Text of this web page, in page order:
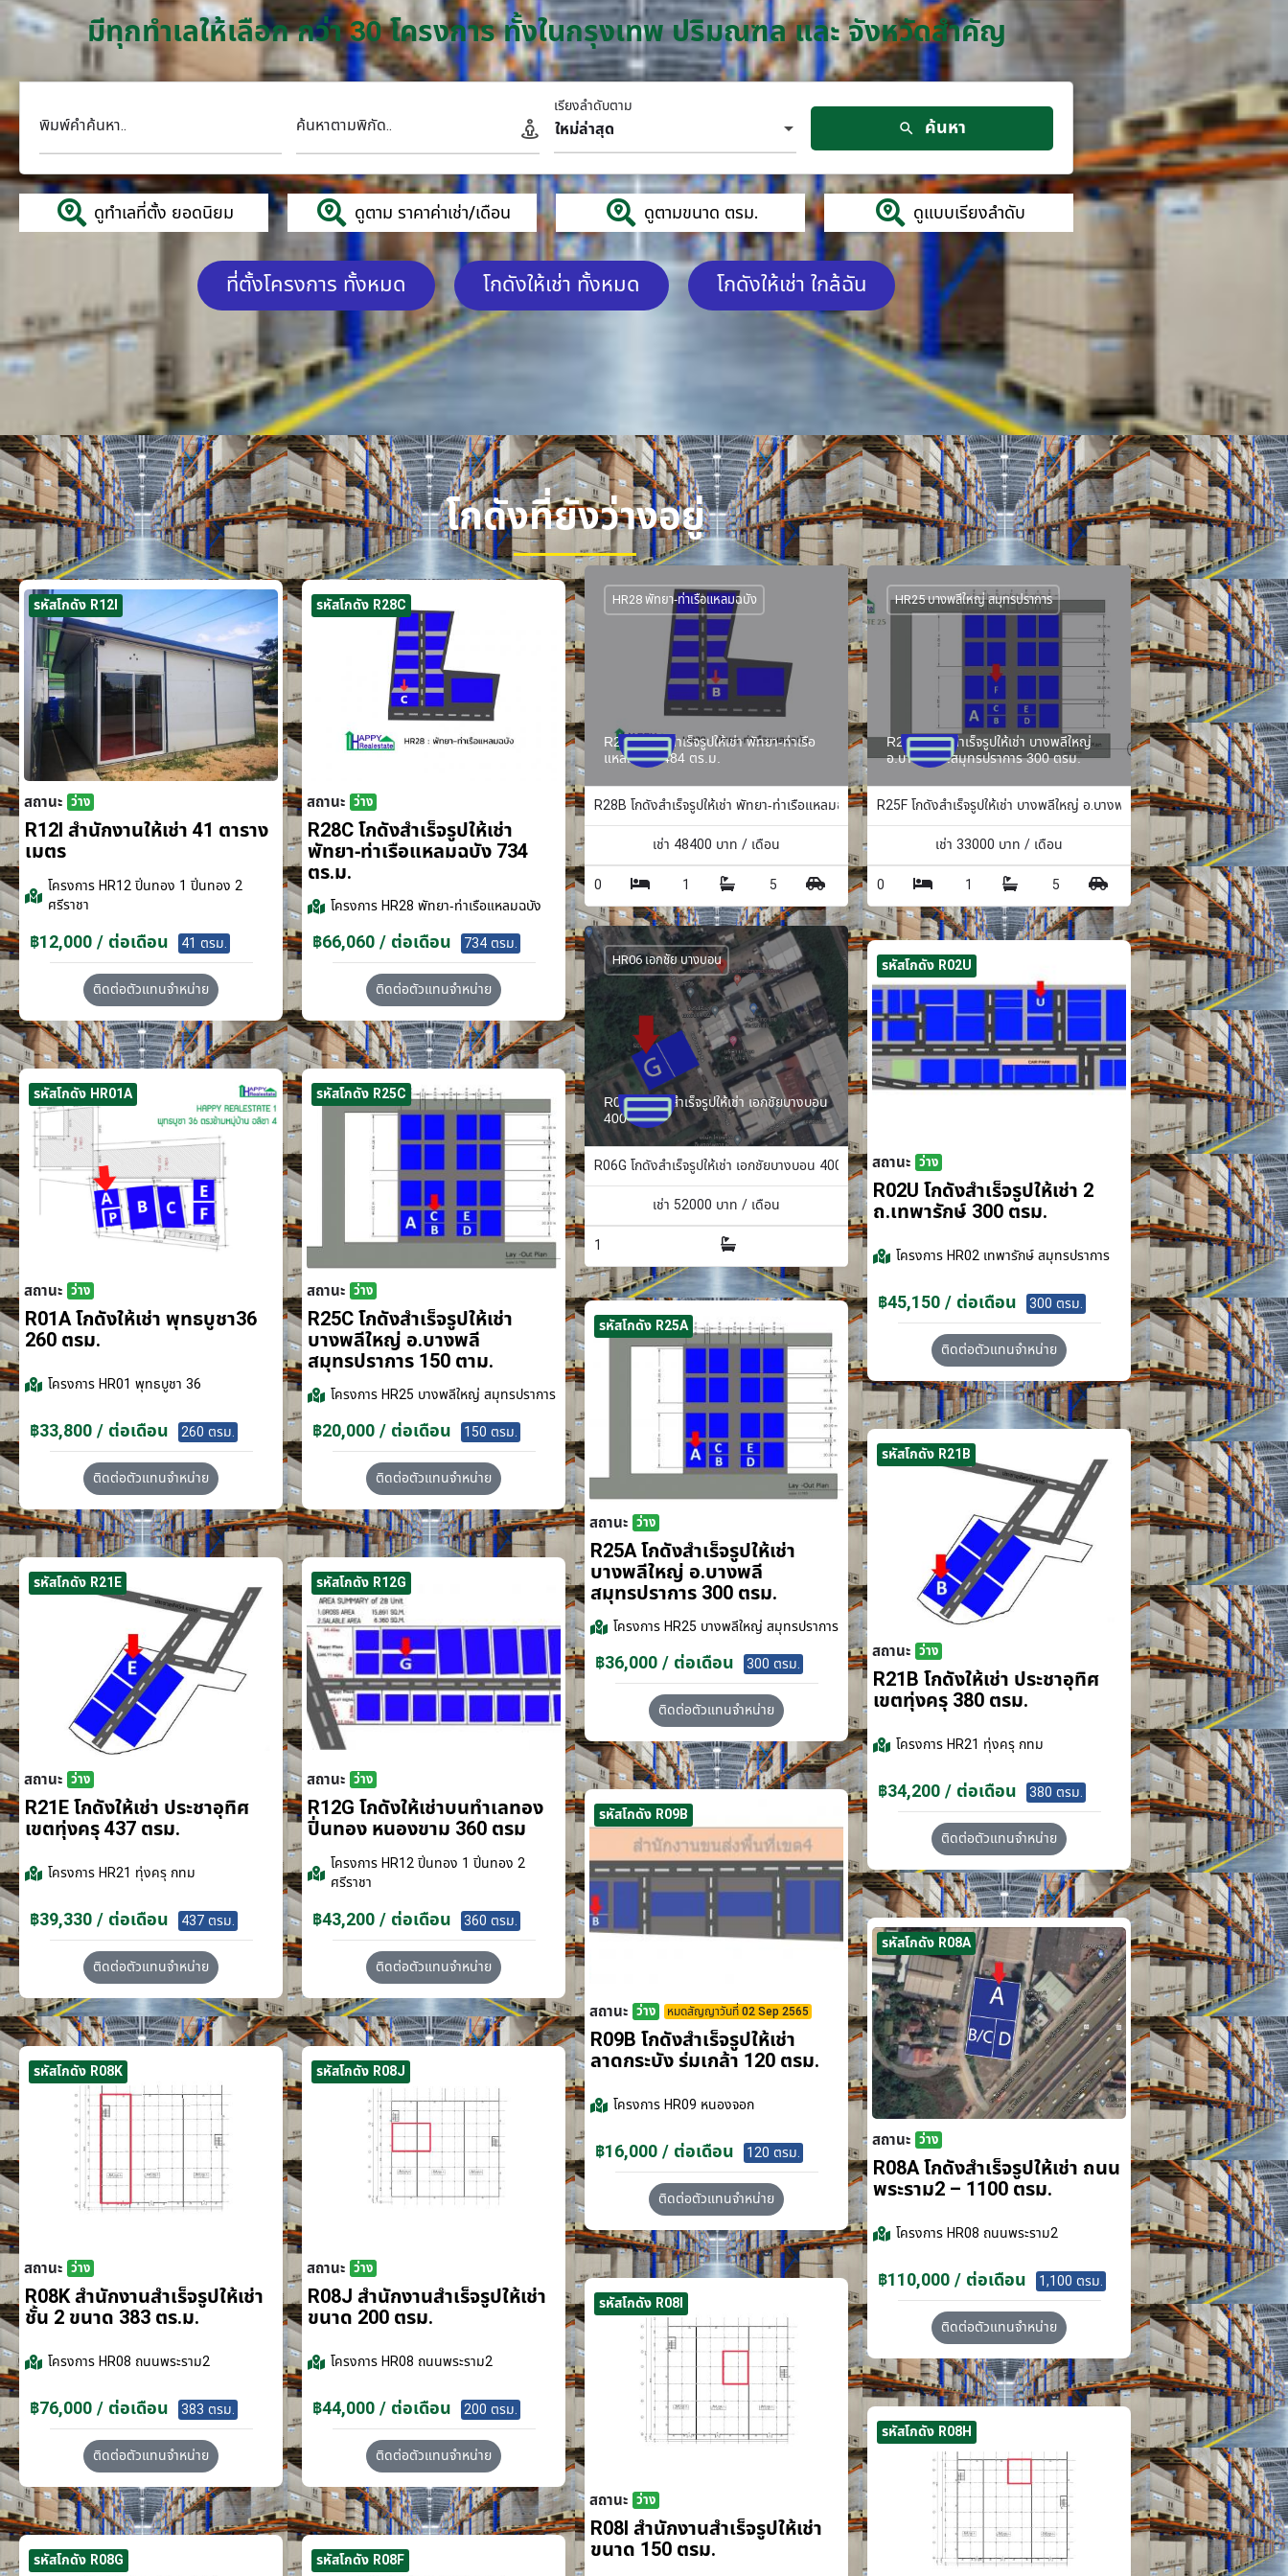
มีทุกทำเลให้เลือก กว่า 30 โครงการ ทั้งในกรุงเทพ ปริมณฑล และ จังหวัดสำคัญ
พิมพ์คำค้นหา.. ค้นหาตามพิกัด.. ใหม่ล่าสุด
เรียงลำดับตาม
ค้นหา
ดูทำเลที่ตั้ง ยอดนิยม ดูตาม ราคาค่าเช่า/เดือน ดูตามขนาด ตรม. ดูแบบเรียงลำดับ
ที่ตั้งโครงการ ทั้งหมด โกดังให้เช่า ทั้งหมด โกดังให้เช่า ใกล้ฉัน
โกดังที่ยังว่างอยู่
รหัสโกดัง R12I
สถานะ ว่าง
R12I สำนักงานให้เช่า 41 ตาราง
เมตร
โครงการHR12 ปิ่นทอง 1 ปิ่นทอง 2
ศรีราชา
฿12,000 / ต่อเดือน 41 ตรม.
ติดต่อตัวแทนจำหน่าย
รหัสโกดัง R28C
สถานะ ว่าง
R28C โกดังสำเร็จรูปให้เช่า
พัทยา-ท่าเรือแหลมฉบัง 734
ตร.ม.
โครงการHR28 พัทยา-ท่าเรือแหลมฉบัง
฿66,060 / ต่อเดือน 734 ตรม.
ติดต่อตัวแทนจำหน่าย
R28B โกดังสำเร็จรูปให้เช่า พัทยา-ท่าเรือ
แหลมฉบัง 484 ตร.ม.
HR28 พัทยา-ท่าเรือแหลมฉบัง
R28B โกดังสำเร็จรูปให้เช่า พัทยา-ท่าเรือแหลมฉบัง 484 ตร.ม.
เช่า 48400 บาท / เดือน
0
1 5
R25F โกดังสำเร็จรูปให้เช่า บางพลีใหญ่
อ.บางพลี จ.สมุทรปราการ 300 ตรม.
HR25 บางพลีใหญ่ สมุทรปราการ
R25F โกดังสำเร็จรูปให้เช่า บางพลีใหญ่ อ.บางพลี จ.สมุทรปราการ 300 ตรม.
เช่า 33000 บาท / เดือน
0
1 5
R06G โกดังสำเร็จรูปให้เช่า เอกชัยบางบอน
400 ตรม.
HR06 เอกชัย บางบอน
R06G โกดังสำเร็จรูปให้เช่า เอกชัยบางบอน 400 ตรม.
เช่า 52000 บาท / เดือน
1
รหัสโกดัง R02U
สถานะ ว่าง
R02U โกดังสำเร็จรูปให้เช่า 2
ถ.เทพารักษ์ 300 ตรม.
โครงการHR02 เทพารักษ์ สมุทรปราการ
฿45,150 / ต่อเดือน 300 ตรม.
ติดต่อตัวแทนจำหน่าย
รหัสโกดัง HR01A
สถานะ ว่าง
R01A โกดังให้เช่า พุทธบูชา36
260 ตรม.
โครงการHR01 พุทธบูชา 36
฿33,800 / ต่อเดือน 260 ตรม.
ติดต่อตัวแทนจำหน่าย
รหัสโกดัง R25C
สถานะ ว่าง
R25C โกดังสำเร็จรูปให้เช่า
บางพลีใหญ่ อ.บางพลี
สมุทรปราการ 150 ตาม.
โครงการHR25 บางพลีใหญ่ สมุทรปราการ
฿20,000 / ต่อเดือน 150 ตรม.
ติดต่อตัวแทนจำหน่าย
รหัสโกดัง R25A
สถานะ ว่าง
R25A โกดังสำเร็จรูปให้เช่า
บางพลีใหญ่ อ.บางพลี
สมุทรปราการ 300 ตรม.
โครงการHR25 บางพลีใหญ่ สมุทรปราการ
฿36,000 / ต่อเดือน 300 ตรม.
ติดต่อตัวแทนจำหน่าย
รหัสโกดัง R21B
สถานะ ว่าง
R21B โกดังให้เช่า ประชาอุทิศ
เขตทุ่งครุ 380 ตรม.
โครงการHR21 ทุ่งครุ กทม
฿34,200 / ต่อเดือน 380 ตรม.
ติดต่อตัวแทนจำหน่าย
รหัสโกดัง R21E
สถานะ ว่าง
R21E โกดังให้เช่า ประชาอุทิศ
เขตทุ่งครุ 437 ตรม.
โครงการHR21 ทุ่งครุ กทม
฿39,330 / ต่อเดือน 437 ตรม.
ติดต่อตัวแทนจำหน่าย
รหัสโกดัง R12G
สถานะ ว่าง
R12G โกดังให้เช่าบนทำเลทอง
ปิ่นทอง หนองขาม 360 ตรม
โครงการHR12 ปิ่นทอง 1 ปิ่นทอง 2
ศรีราชา
฿43,200 / ต่อเดือน 360 ตรม.
ติดต่อตัวแทนจำหน่าย
รหัสโกดัง R09B
สถานะ ว่าง หมดสัญญาวันที่ 02 Sep 2565
R09B โกดังสำเร็จรูปให้เช่า
ลาดกระบัง​ ร่มเกล้า 120 ตรม.
โครงการHR09 หนองจอก
฿16,000 / ต่อเดือน 120 ตรม.
ติดต่อตัวแทนจำหน่าย
รหัสโกดัง R08A
สถานะ ว่าง
R08A โกดังสำเร็จรูปให้เช่า ถนน
พระราม2 – 1100 ตรม.
โครงการHR08 ถนนพระราม2
฿110,000 / ต่อเดือน 1,100 ตรม.
ติดต่อตัวแทนจำหน่าย
รหัสโกดัง R08K
สถานะ ว่าง
R08K สำนักงานสำเร็จรูปให้เช่า
ชั้น 2 ขนาด 383 ตร.ม.
โครงการHR08 ถนนพระราม2
฿76,000 / ต่อเดือน 383 ตรม.
ติดต่อตัวแทนจำหน่าย
รหัสโกดัง R08J
สถานะ ว่าง
R08J สำนักงานสำเร็จรูปให้เช่า
ขนาด 200 ตรม.
โครงการHR08 ถนนพระราม2
฿44,000 / ต่อเดือน 200 ตรม.
ติดต่อตัวแทนจำหน่าย
รหัสโกดัง R08I
สถานะ ว่าง
R08I สำนักงานสำเร็จรูปให้เช่า
ขนาด 150 ตรม.
รหัสโกดัง R08H
รหัสโกดัง R08G รหัสโกดัง R08F